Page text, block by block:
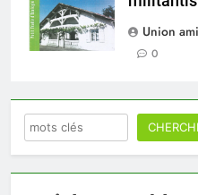
Union
0
Rechercher